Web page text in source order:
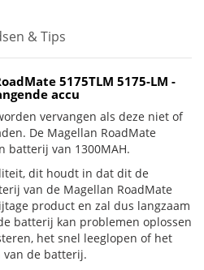
& Tips
5175TLM 5175-LM -
accu
vervangen als deze niet of
De Magellan RoadMate
batterij van 1300MAH.
dit houdt in dat dit de
van de Magellan RoadMate
product en zal dus langzaam
batterij kan problemen oplossen
het snel leeglopen of het
de batterij.